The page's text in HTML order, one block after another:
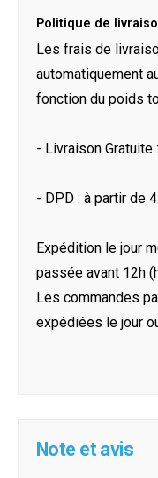
Politique de
Les frais de
automatiquement
fonction du poids
- Livraison Gratuite
- DPD : à partir de
Expédition le jour
passée avant 12h
Les commandes
expédiées le jour
Note et avis